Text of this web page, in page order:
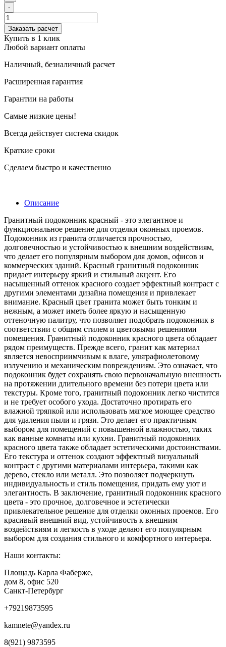
-
Заказать расчет
Купить в 1 клик
Любой вариант оплаты
Наличный, безналичный расчет
Расширенная гарантия
Гарантии на работы
Самые низкие цены!
Всегда действует система скидок
Краткие сроки
Сделаем быстро и качественно
Описание
Гранитный подоконник красный - это элегантное и
функциональное решение для отделки оконных проемов.
Подоконник из гранита отличается прочностью,
долговечностью и устойчивостью к внешним воздействиям,
что делает его популярным выбором для домов, офисов и
коммерческих зданий. Красный гранитный подоконник
придает интерьеру яркий и стильный акцент. Его
насыщенный оттенок красного создает эффектный контраст с
другими элементами дизайна помещения и привлекает
внимание. Красный цвет гранита может быть тонким и
нежным, а может иметь более яркую и насыщенную
оттеночную палитру, что позволяет подобрать подоконник в
соответствии с общим стилем и цветовыми решениями
помещения. Гранитный подоконник красного цвета обладает
рядом преимуществ. Прежде всего, гранит как материал
является невосприимчивым к влаге, ультрафиолетовому
излучению и механическим повреждениям. Это означает, что
подоконник будет сохранять свою первоначальную внешность
на протяжении длительного времени без потери цвета или
текстуры. Кроме того, гранитный подоконник легко чистится
и не требует особого ухода. Достаточно протирать его
влажной тряпкой или использовать мягкое моющее средство
для удаления пыли и грязи. Это делает его практичным
выбором для помещений с повышенной влажностью, таких
как ванные комнаты или кухни. Гранитный подоконник
красного цвета также обладает эстетическими достоинствами.
Его текстура и оттенок создают эффектный визуальный
контраст с другими материалами интерьера, такими как
дерево, стекло или металл. Это позволяет подчеркнуть
индивидуальность и стиль помещения, придать ему уют и
элегантность. В заключение, гранитный подоконник красного
цвета - это прочное, долговечное и эстетически
привлекательное решение для отделки оконных проемов. Его
красивый внешний вид, устойчивость к внешним
воздействиям и легкость в уходе делают его популярным
выбором для создания стильного и комфортного интерьера.
Наши контакты:
Площадь Карла Фаберже,
дом 8, офис 520
Санкт-Петербург
+79219873595
kamnete@yandex.ru
8(921) 9873595